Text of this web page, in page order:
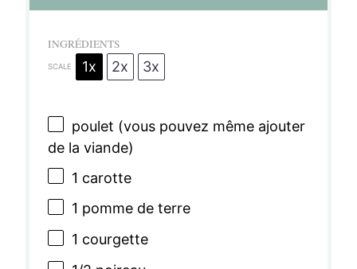
INGRÉDIENTS
SCALE 1x 2x 3x
poulet (vous pouvez même ajouter
de la viande)
1 carotte
1 pomme de terre
1 courgette